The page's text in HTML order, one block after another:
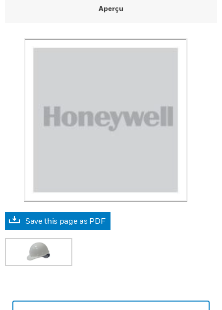
Aperçu
Save this page as PDF